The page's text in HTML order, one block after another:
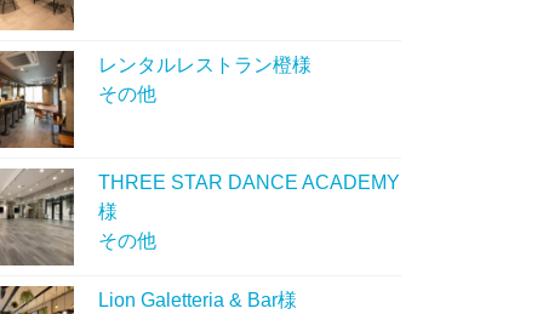
レンタルレストラン橙様
その他
THREE STAR DANCE ACADEMY
様
その他
Lion Galetteria & Bar様